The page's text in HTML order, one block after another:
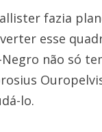
fazia
esse
não só
lo.